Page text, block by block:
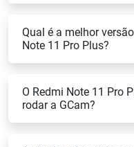
Qual é a melhor
Note 11 Pro Plus?
O Redmi Note 11 Pro
rodar a GCam?